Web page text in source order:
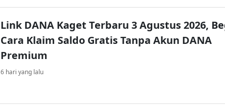
Link DANA Kaget Terbaru 3 Agustus 2026,
Cara Klaim Saldo Gratis Tanpa Akun DANA
Premium
6 hari yang lalu